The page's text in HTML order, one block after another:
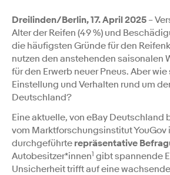
Dreilinden/Berlin, 17. April 2025 –
Alter der Reifen (49 %) und
die häufigsten Gründe für den
nutzen den anstehenden saisonalen
für den Erwerb neuer Pneus. Aber
Einstellung und Verhalten rund um
Deutschland?
Eine aktuelle, von eBay Deutschland
vom Marktforschungsinstitut YouGov
durchgeführte repräsentative
Autobesitzer*innen1 gibt spannende
Unsicherheit trifft auf eine